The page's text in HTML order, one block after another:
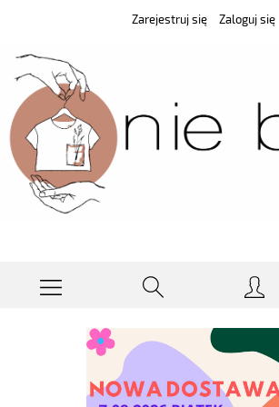
Zarejestruj się Zaloguj się